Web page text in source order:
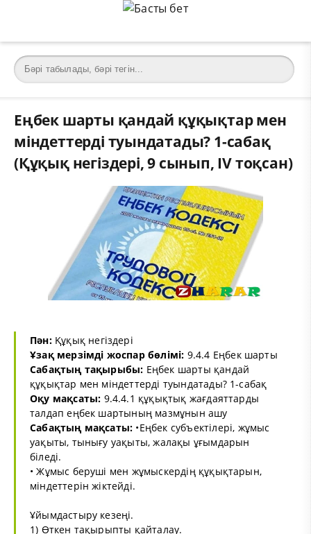
Еңбек шарты қандай құқықтар мен
міндеттерді туындатады? 1-сабақ
(Құқық негіздері, 9 сынып, IV тоқсан)
Пән:Құқық негіздері
Ұзақ мерзімді жоспар бөлімі: 9.4.4 Еңбек шарты
Сабақтың тақырыбы: Еңбек шарты қандай
құқықтар мен міндеттерді туындатады? 1-сабақ
Оқу мақсаты: 9.4.4.1 құқықтық жағдаяттарды
талдап еңбек шартының мазмұнын ашу
Сабақтың мақсаты: •Еңбек субъектілері, жұмыс
уақыты, тынығу уақыты, жалақы ұғымдарын
біледі.
• Жұмыс беруші мен жұмыскердің құқықтарын,
міндеттерін жіктейді.
Ұйымдастыру кезеңі.
1) Өткен тақырыпты қайталау.